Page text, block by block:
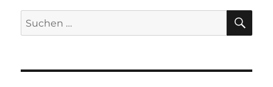
Suchen
nach: